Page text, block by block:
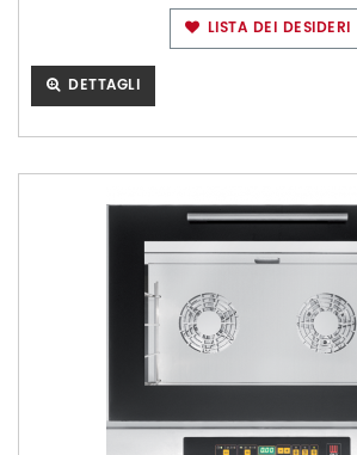
LISTA DEI DESIDERI
DETTAGLI